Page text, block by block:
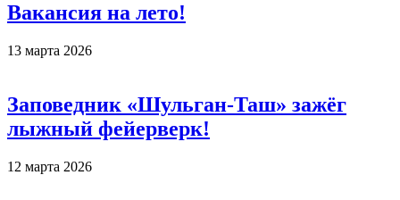
Вакансия на лето!
13 марта 2026
Заповедник «Шульган-Таш» зажёг
лыжный фейерверк!
12 марта 2026